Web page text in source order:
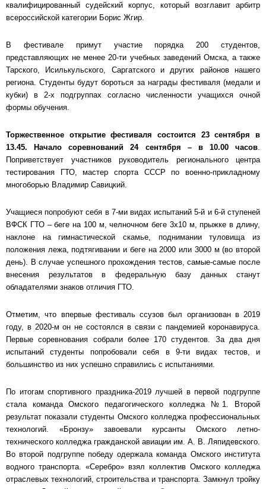
квалифицированный судейский корпус, который возглавит арбитр
всероссийской категории Борис Жгир.
В фестивале примут участие порядка 200 студентов,
представляющих не менее 20-ти учебных заведений Омска, а также
Тарского, Исилькульского, Саргатского и других районов нашего
региона. Студенты будут бороться за награды фестиваля (медали и
кубки) в 2-х подгруппах согласно численности учащихся очной
формы обучения.
Торжественное открытие фестиваля состоится 23 сентября в
13.45. Начало соревнований 24 сентября – в 10.00 часов.
Поприветствует участников руководитель регионального центра
тестирования ГТО, мастер спорта СССР по военно-прикладному
многоборью Владимир Савицкий.
Учащиеся попробуют себя в 7-ми видах испытаний 5-й и 6-й ступеней
ВФСК ГТО – беге на 100 м, челночном беге 3х10 м, прыжке в длину,
наклоне на гимнастической скамье, поднимании туловища из
положения лежа, подтягивании и беге на 2000 или 3000 м (во второй
день). В случае успешного прохождения тестов, самые-самые после
внесения результатов в федеральную базу данных станут
обладателями знаков отличия ГТО.
Отметим, что впервые фестиваль ссузов был организован в 2019
году, в 2020-м он не состоялся в связи с пандемией коронавируса.
Первые соревнования собрали более 170 студентов. За два дня
испытаний студенты попробовали себя в 9-ти видах тестов, и
большинство из них успешно справились с испытаниями.
По итогам спортивного праздника-2019 лучшей в первой подгруппе
стала команда Омского педагогического колледжа №1. Второй
результат показали студенты Омского колледжа профессиональных
технологий. «Бронзу» завоевали курсанты Омского летно-
технического колледжа гражданской авиации им. А. В. Ляпидевского.
Во второй подгруппе победу одержала команда Омского института
водного транспорта. «Серебро» взял коллектив Омского колледжа
отраслевых технологий, строительства и транспорта. Замкнул тройку